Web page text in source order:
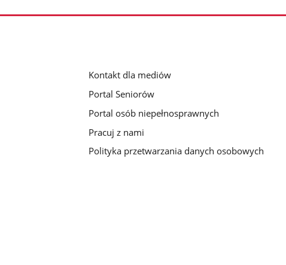
Kontakt dla mediów
Portal Seniorów
Portal osób niepełnosprawnych
Pracuj z nami
Polityka przetwarzania danych osobowych